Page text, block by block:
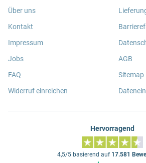
Über uns
Kontakt
Impressum
Jobs
FAQ
Widerruf einreichen
AGB
Sitemap
Hervorragend
4,5/5 basierend auf 17.581